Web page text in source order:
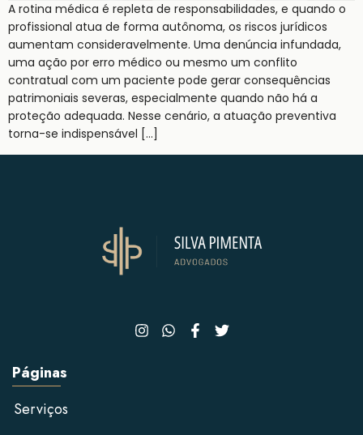
A rotina médica é repleta de responsabilidades, e quando o
profissional atua de forma autônoma, os riscos jurídicos
aumentam consideravelmente. Uma denúncia infundada,
uma ação por erro médico ou mesmo um conflito
contratual com um paciente pode gerar consequências
patrimoniais severas, especialmente quando não há a
proteção adequada. Nesse cenário, a atuação preventiva
torna-se indispensável […]
Páginas
Serviços